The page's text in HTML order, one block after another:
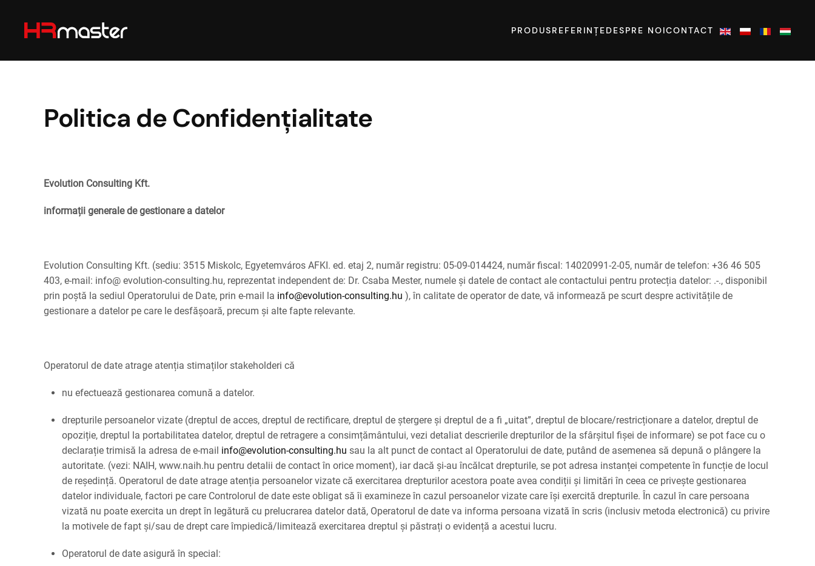
Skip to main content PRODUSREFERINȚEDESPRE NOICONTACT
Politica de Confidențialitate
Evolution Consulting Kft.
informații generale de gestionare a datelor
Evolution Consulting Kft. (sediu: 3515 Miskolc, Egyetemváros AFKI. ed. etaj 2, număr registru: 05-09-014424, număr fiscal: 14020991-2-05, număr de telefon: +36 46 505
403, e-mail: info@ evolution-consulting.hu, reprezentat independent de: Dr. Csaba Mester, numele și datele de contact ale contactului pentru protecția datelor: .-., disponibil
prin poștă la sediul Operatorului de Date, prin e-mail la info@evolution-consulting.hu ), în calitate de operator de date, vă informează pe scurt despre activitățile de
gestionare a datelor pe care le desfășoară, precum și alte fapte relevante.
Operatorul de date atrage atenția stimaților stakeholderi că
nu efectuează gestionarea comună a datelor.
drepturile persoanelor vizate (dreptul de acces, dreptul de rectificare, dreptul de ștergere și dreptul de a fi „uitat”, dreptul de blocare/restricționare a datelor, dreptul de
opoziție, dreptul la portabilitatea datelor, dreptul de retragere a consimțământului, vezi detaliat descrierile drepturilor de la sfârșitul fișei de informare) se pot face cu o
declarație trimisă la adresa de e-mail info@evolution-consulting.hu sau la alt punct de contact al Operatorului de date, putând de asemenea să depună o plângere la
autoritate. (vezi: NAIH, www.naih.hu pentru detalii de contact în orice moment), iar dacă și-au încălcat drepturile, se pot adresa instanței competente în funcție de locul
de reședință. Operatorul de date atrage atenția persoanelor vizate că exercitarea drepturilor acestora poate avea condiții și limitări în ceea ce privește gestionarea
datelor individuale, factori pe care Controlorul de date este obligat să îi examineze în cazul persoanelor vizate care își exercită drepturile. În cazul în care persoana
vizată nu poate exercita un drept în legătură cu prelucrarea datelor dată, Operatorul de date va informa persoana vizată în scris (inclusiv metoda electronică) cu privire
la motivele de fapt și/sau de drept care împiedică/limitează exercitarea dreptul și păstrați o evidență a acestui lucru.
Operatorul de date asigură în special: